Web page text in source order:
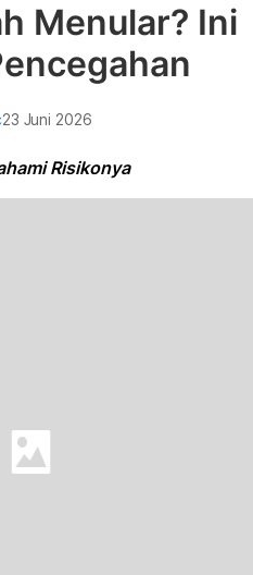
Menular? Ini
23 Juni 2026
Risikonya